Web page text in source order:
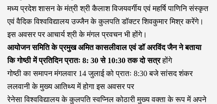
मध्य प्रदेश शासन के मंत्री श्री कैलाश विजयवर्गीय एवं महर्षि पाणिनि संस्कृत
एवं वैदिक विश्वविद्यालय उज्जैन के कुलपति डॉक्टर शिवकुमार मिश्र करेंगे।
इस अवसर पर आचार्य श्री के मंगल प्रवचन भी होंगे।
आयोजन समिति के प्रमुख अमित कासलीवाल एवं डॉ अरविंद जैन ने बताया
कि गोष्ठी में प्रतिदिन प्रातः 8: 30 से 10:30 तक दो सत्रहोंगे
गोष्ठी का समापन मंगलवार 14 जुलाई को प्रातः 8:30 बजे सांसद शंकर
ललवानी के मुख्य आतिथ्य में होगा इस अवसर पर
रेनेसा विश्वविद्यालय के कुलपति स्वप्निल कोठारी मुख्य वक्ता के रूप में अपने